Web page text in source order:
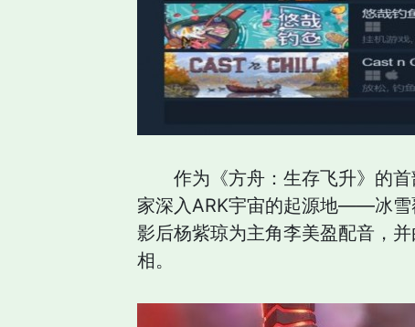
作为《方舟：生存飞升》的
家深入ARK宇宙的起源地——冰雪
影后杨紫琼为主角李美盈配音，
相。